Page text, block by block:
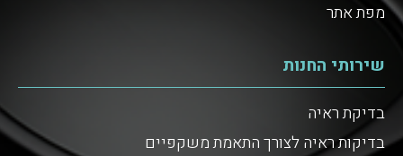
מפת אתר
שירותי החנות
בדיקת ראיה
בדיקות ראיה לצורך התאמת משקפיים